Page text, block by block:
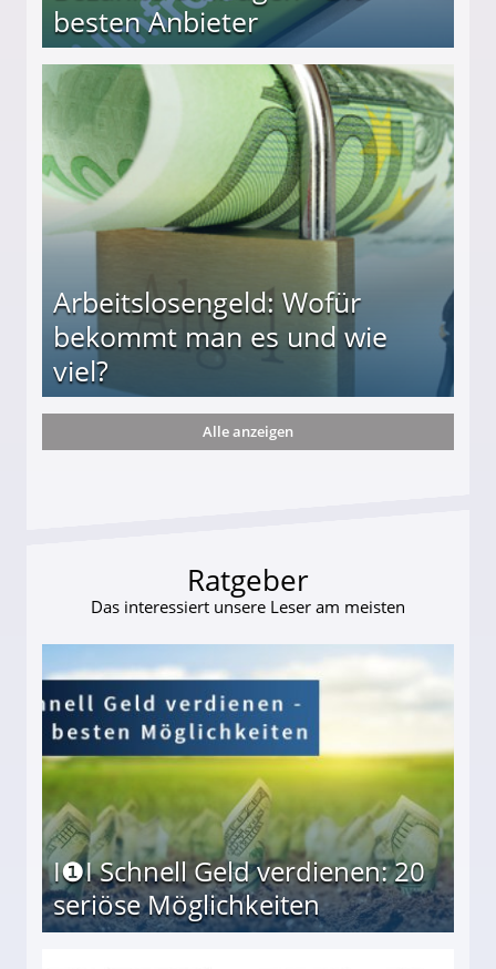
besten Anbieter
Arbeitslosengeld: Wofür
bekommt man es und wie
viel?
und wie viel?
Alle anzeigen
Ratgeber
Das interessiert unsere Leser am meisten
I❶I Schnell Geld verdienen: 20
seriöse Möglichkeiten